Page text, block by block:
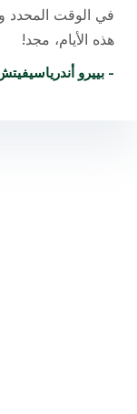
في الوقت المحدد
هذه الأيام، مجد!
- بييرو أندرياسيفيتش،